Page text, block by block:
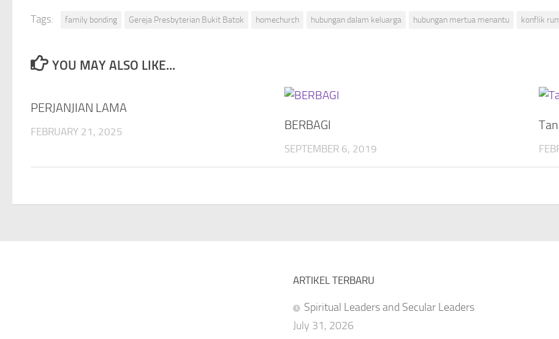
Tags: family bonding Gereja Presbyterian Bukit Batok homechurch hubungan dalam keluarga hubungan mertua menantu konflik
YOU MAY ALSO LIKE...
PERJANJIAN LAMA
FEBRUARY 21, 2025 BERBAGI
SEPTEMBER 6, 2019
ARTIKEL TERBARU
Spiritual Leaders and Secular Leaders
July 31, 2026